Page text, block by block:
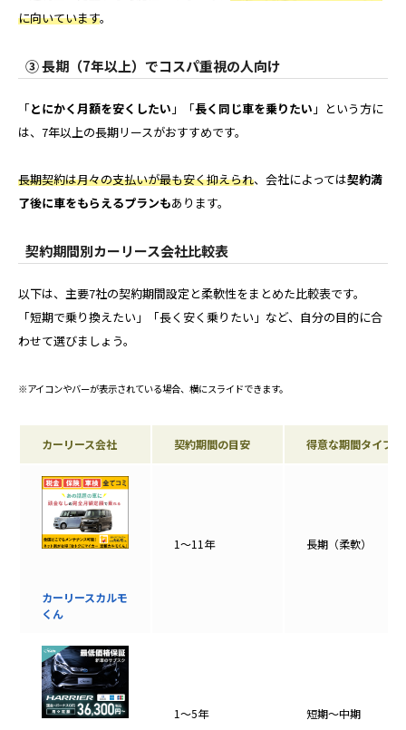
に向いています。
③ 長期（7年以上）でコスパ重視の人向け
「とにかく月額を安くしたい 」「長く同じ車を乗りたい 」という方に
は、7年以上の長期リースがおすすめです。
長期契約は月々の支払いが最も安く抑えられ、会社によっては契約満
了後に車をもらえるプランもあります。
契約期間別カーリース会社比較表
以下は、主要7社の契約期間設定と柔軟性をまとめた比較表です。
「短期で乗り換えたい」「長く安く乗りたい」など、自分の目的に合
わせて選びましょう。
※アイコンやバーが表示されている場合、横にスライドできます。
カーリース会社 契約期間の目安 得意な期間タイプ
カーリースカルモ
くん
1〜11年 長期（柔軟）
1〜5年 短期〜中期